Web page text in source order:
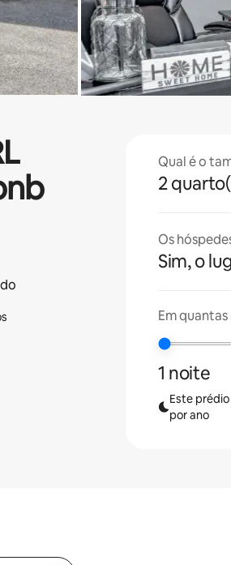
Qual é o
2
Os
Sim, o
Em
1 noite
Este
por ano